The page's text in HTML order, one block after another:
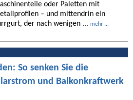
oder Paletten mit
– und mittendrin ein
der nach wenigen ... mehr ...
So senken Sie die
und Balkonkraftwerk